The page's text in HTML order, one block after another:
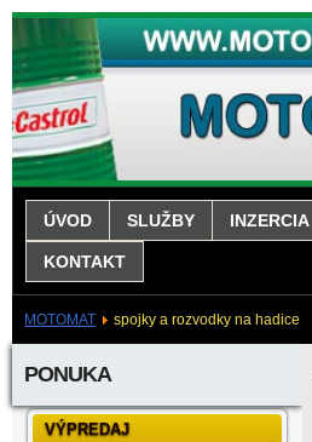
ÚVOD SLUŽBY INZERCIA
KONTAKT
MOTOMAT spojky a rozvodky na hadice
PONUKA
VÝPREDAJ